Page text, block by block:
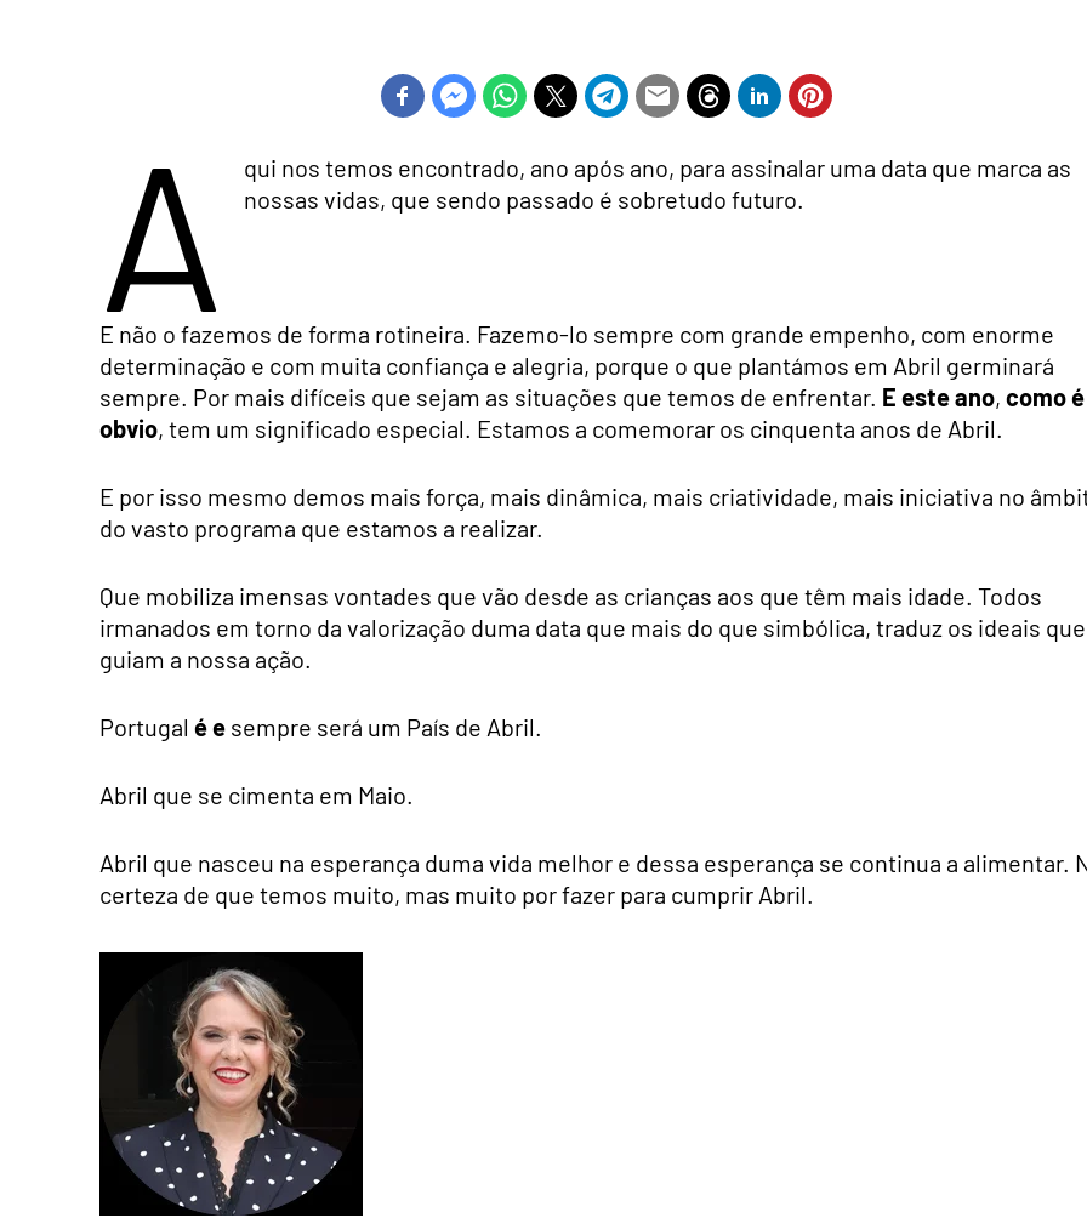
A
qui nos temos encontrado, ano após ano, para assinalar uma data que marca as
nossas vidas, que sendo passado é sobretudo futuro.
E não o fazemos de forma rotineira. Fazemo-lo sempre com grande empenho, com enorme
determinação e com muita confiança e alegria, porque o que plantámos em Abril germinará
sempre. Por mais difíceis que sejam as situações que temos de enfrentar. E este ano, como é
obvio, tem um significado especial. Estamos a comemorar os cinquenta anos de Abril.
E por isso mesmo demos mais força, mais dinâmica, mais criatividade, mais iniciativa no
do vasto programa que estamos a realizar.
Que mobiliza imensas vontades que vão desde as crianças aos que têm mais idade. Todos
irmanados em torno da valorização duma data que mais do que simbólica, traduz os ideais que
guiam a nossa ação.
Portugal é e sempre será um País de Abril.
Abril que se cimenta em Maio.
Abril que nasceu na esperança duma vida melhor e dessa esperança se continua a alimentar.
certeza de que temos muito, mas muito por fazer para cumprir Abril.